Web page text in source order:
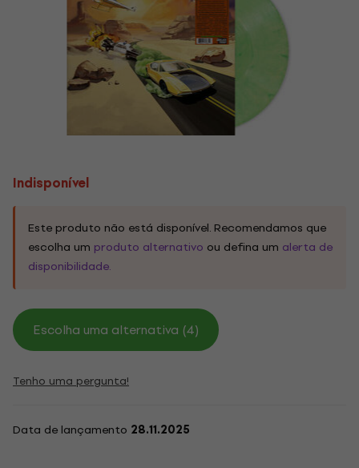
Indisponível
Este produto não está disponível. Recomendamos que
escolha um produto alternativo ou defina um alerta de
disponibilidade.
Escolha uma alternativa (4)
Tenho uma pergunta!
Data de lançamento 28.11.2025